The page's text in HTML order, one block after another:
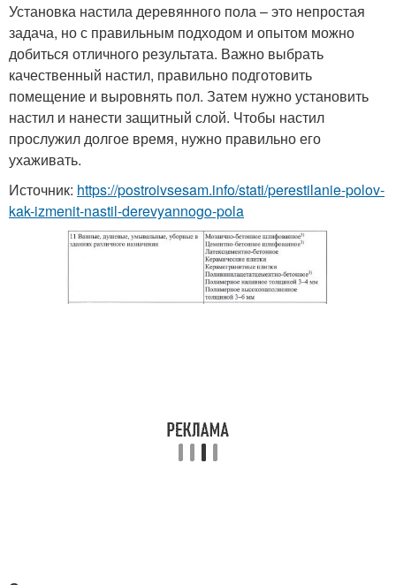
Установка настила деревянного пола – это непростая
задача, но с правильным подходом и опытом можно
добиться отличного результата. Важно выбрать
качественный настил, правильно подготовить
помещение и выровнять пол. Затем нужно установить
настил и нанести защитный слой. Чтобы настил
прослужил долгое время, нужно правильно его
ухаживать.
Источник: https://postroivsesam.info/stati/perestilanie-polov-
kak-izmenit-nastil-derevyannogo-pola